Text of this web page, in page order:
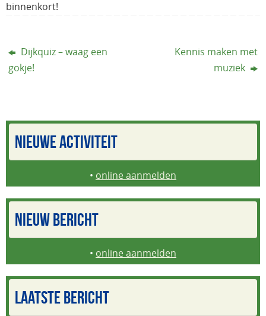
binnenkort!
Dijkquiz – waag een
gokje!
Kennis maken met
muziek
NIEUWE ACTIVITEIT
• online aanmelden
NIEUW BERICHT
• online aanmelden
LAATSTE BERICHT